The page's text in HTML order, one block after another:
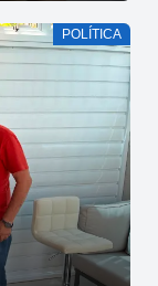
POLÍTICA